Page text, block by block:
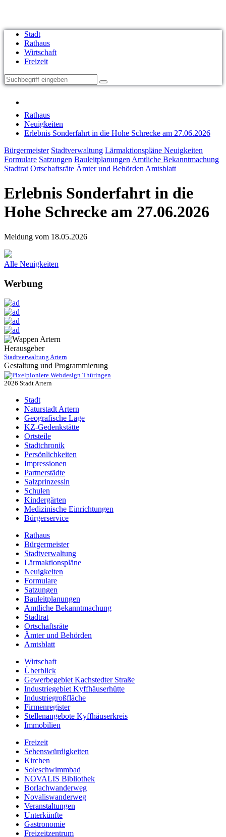
Stadt
Rathaus
Wirtschaft
Freizeit
Rathaus
Neuigkeiten
Erlebnis Sonderfahrt in die Hohe Schrecke am 27.06.2026
Bürgermeister Stadtverwaltung Lärmaktionspläne Neuigkeiten
Formulare Satzungen Bauleitplanungen Amtliche Bekanntmachung
Stadtrat Ortschaftsräte Ämter und Behörden Amtsblatt
Erlebnis Sonderfahrt in die
Hohe Schrecke am 27.06.2026
Meldung vom 18.05.2026
Alle Neuigkeiten
Werbung
Herausgeber
Stadtverwaltung Artern
Gestaltung und Programmierung
Webdesign Thüringen
2026 Stadt Artern
Stadt
Naturstadt Artern
Geografische Lage
KZ-Gedenkstätte
Ortsteile
Stadtchronik
Persönlichkeiten
Impressionen
Partnerstädte
Salzprinzessin
Schulen
Kindergärten
Medizinische Einrichtungen
Bürgerservice
Rathaus
Bürgermeister
Stadtverwaltung
Lärmaktionspläne
Neuigkeiten
Formulare
Satzungen
Bauleitplanungen
Amtliche Bekanntmachung
Stadtrat
Ortschaftsräte
Ämter und Behörden
Amtsblatt
Wirtschaft
Überblick
Gewerbegebiet Kachstedter Straße
Industriegebiet Kyffhäuserhütte
Industriegroßfläche
Firmenregister
Stellenangebote Kyffhäuserkreis
Immobilien
Freizeit
Sehenswürdigkeiten
Kirchen
Soleschwimmbad
NOVALIS Bibliothek
Borlachwanderweg
Novaliswanderweg
Veranstaltungen
Unterkünfte
Gastronomie
Freizeitzentrum